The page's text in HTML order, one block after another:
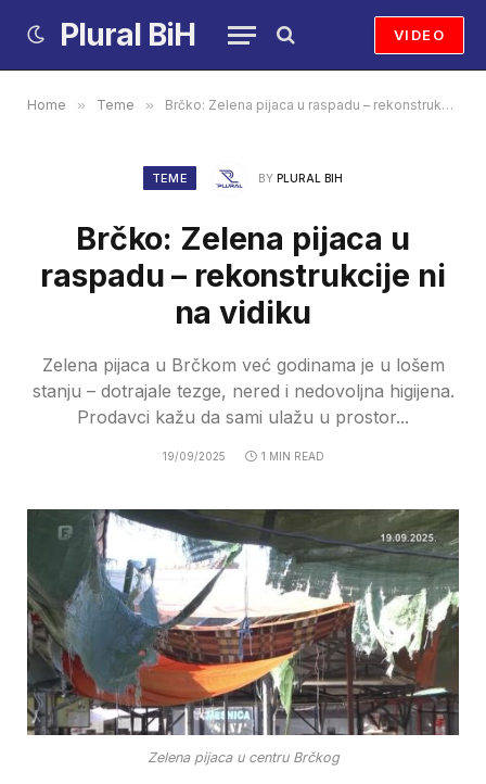
Plural BiH VIDEO
Home » Teme » Brčko: Zelena pijaca u raspadu – rekonstrukcije ni na vidiku
TEME BY PLURAL BIH
Brčko: Zelena pijaca u
raspadu – rekonstrukcije ni
na vidiku
Zelena pijaca u Brčkom već godinama je u lošem
stanju – dotrajale tezge, nered i nedovoljna higijena.
Prodavci kažu da sami ulažu u prostor...
19/09/2025 1 MIN READ
Zelena pijaca u centru Brčkog